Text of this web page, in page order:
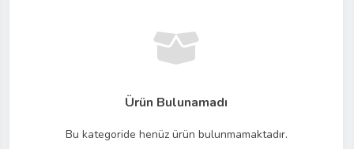
Ürün Bulunamadı
Bu kategoride henüz ürün bulunmamaktadır.